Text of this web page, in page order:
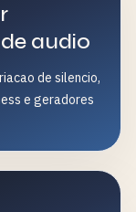
audio
de silencio,
e geradores